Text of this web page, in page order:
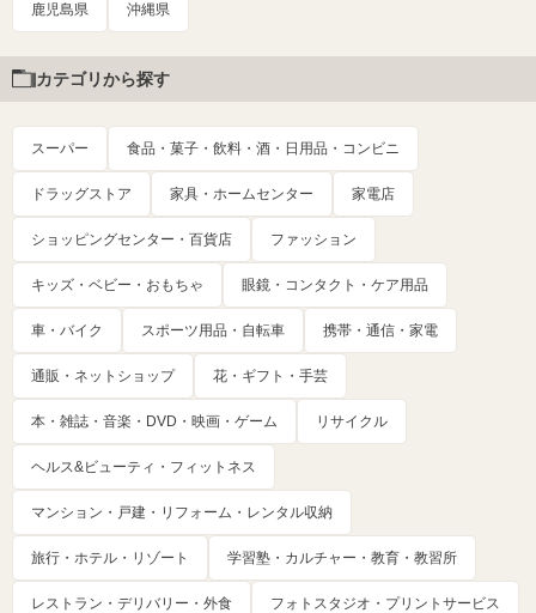
鹿児島県 沖縄県
カテゴリから探す
スーパー 食品・菓子・飲料・酒・日用品・コンビニ
ドラッグストア 家具・ホームセンター 家電店
ショッピングセンター・百貨店 ファッション
キッズ・ベビー・おもちゃ 眼鏡・コンタクト・ケア用品
車・バイク スポーツ用品・自転車 携帯・通信・家電
通販・ネットショップ 花・ギフト・手芸
本・雑誌・音楽・DVD・映画・ゲーム リサイクル
ヘルス&ビューティ・フィットネス
マンション・戸建・リフォーム・レンタル収納
旅行・ホテル・リゾート 学習塾・カルチャー・教育・教習所
レストラン・デリバリー・外食 フォトスタジオ・プリントサービス